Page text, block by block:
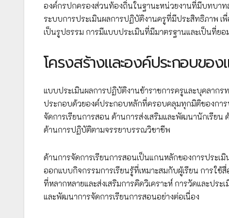
องค์กรปกครองส่วนท้องถิ่นในฐานะหน่วยงานที่มีบทบา
ระบบการประเมินผลการปฏิบัติงานครูที่มีประสิทธิภาพ
เป็นรูปธรรม การมีแบบประเมินที่มีมาตรฐานและเป็นที่ยอ
โครงสร้างและองค์ประกอบของ
แบบประเมินผลการปฏิบัติงานข้าราชการครูและบุคลาก
ประกอบด้วยองค์ประกอบหลักที่ครอบคลุมทุกมิติของกา
จัดการเรียนการสอน ด้านการส่งเสริมและพัฒนานักเรีย
ด้านการปฏิบัติตามจรรยาบรรณวิชาชีพ
ด้านการจัดการเรียนการสอนเป็นแกนหลักของการประเ
ออกแบบกิจกรรมการเรียนรู้ที่เหมาะสมกับผู้เรียน การใช้
ที่หลากหลายและส่งเสริมการคิดวิเคราะห์ การวัดและปร
และพัฒนาการจัดการเรียนการสอนอย่างต่อเนื่อง